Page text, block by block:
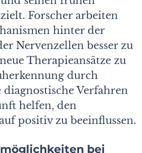
Forscher arbeiten
hinter der
Nervenzellen besser zu
Therapieansätze zu
durch
Verfahren
helfen, den
positiv zu beeinflussen.
bei